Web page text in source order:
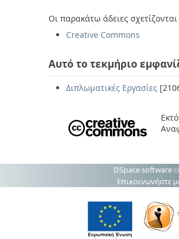
Οι παρακάτω άδειες
Creative Commons
Αυτό το τεκμήριο
Διπλωματικές Εργασίες
DSpace software
Επικοινωνήστε